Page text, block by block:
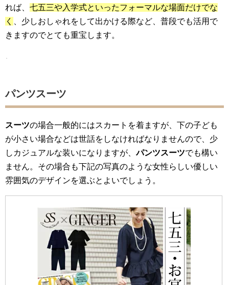
れば、 七五三や入学式といったフォーマルな場面だけでな
く
、少しおしゃれをして出かける際など、普段でも活用で
きますのでとても重宝します。
パンツスーツ
スーツの場合一般的にはスカートを着ますが、下の子ども
が小さい場合などは世話をしなければなりませんので、少
しカジュアルな装いになりますが、パンツスーツでも構い
ません。その場合も下記の写真のような女性らしい優しい
雰囲気のデザインを選ぶとよいでしょう。